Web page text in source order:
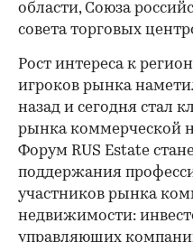
области, Союза
совета торговых
Рост интереса к
игроков рынка
назад и сегодня стал
рынка коммерческой
Форум RUS Estate
поддержания
участников рынка
недвижимости:
управляющих